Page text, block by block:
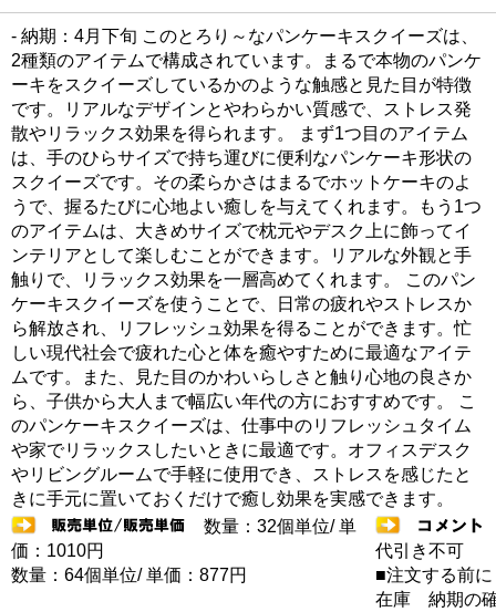
- 納期：4月下旬 このとろり～なパンケーキスクイーズは、
2種類のアイテムで構成されています。まるで本物のパンケ
ーキをスクイーズしているかのような触感と見た目が特徴
です。リアルなデザインとやわらかい質感で、ストレス発
散やリラックス効果を得られます。 まず1つ目のアイテム
は、手のひらサイズで持ち運びに便利なパンケーキ形状の
スクイーズです。その柔らかさはまるでホットケーキのよ
うで、握るたびに心地よい癒しを与えてくれます。もう1つ
のアイテムは、大きめサイズで枕元やデスク上に飾ってイ
ンテリアとして楽しむことができます。リアルな外観と手
触りで、リラックス効果を一層高めてくれます。 このパン
ケーキスクイーズを使うことで、日常の疲れやストレスか
ら解放され、リフレッシュ効果を得ることができます。忙
しい現代社会で疲れた心と体を癒やすために最適なアイテ
ムです。また、見た目のかわいらしさと触り心地の良さか
ら、子供から大人まで幅広い年代の方におすすめです。 こ
のパンケーキスクイーズは、仕事中のリフレッシュタイム
や家でリラックスしたいときに最適です。オフィスデスク
やリビングルームで手軽に使用でき、ストレスを感じたと
きに手元に置いておくだけで癒し効果を実感できます。
数量：32個単位/ 単
価：1010円
数量：64個単位/ 単価：877円
代引き不可
■注文する前に
在庫 納期の